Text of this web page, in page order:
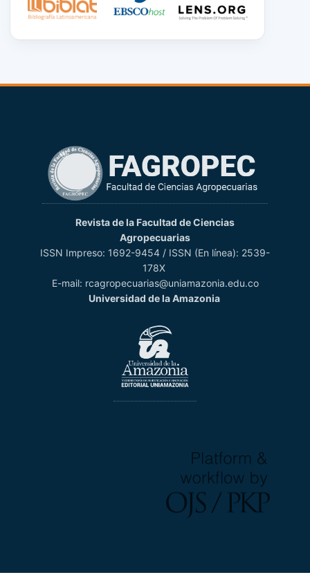
Revista de la Facultad de Ciencias
Agropecuarias
ISSN Impreso: 1692-9454 / ISSN (En línea): 2539-
178X
E-mail: rcagropecuarias@uniamazonia.edu.co
Universidad de la Amazonia